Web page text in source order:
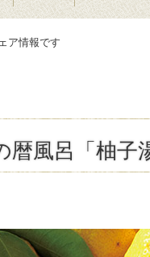
ア情報です
風呂「柚子